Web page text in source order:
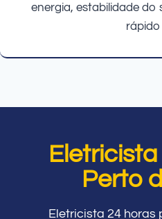
energia, estabilidade do
rápido
Perto
Eletricista 24 horas